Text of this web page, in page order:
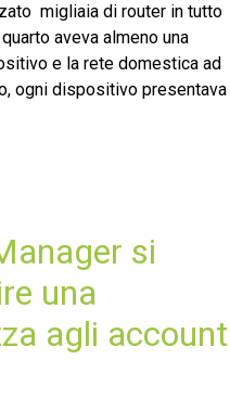
migliaia di router in tutto
aveva almeno una
e la rete domestica ad
ogni dispositivo presentava
si
una
agli account